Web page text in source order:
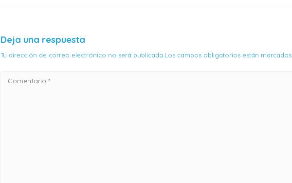
Deja una respuesta
Tu dirección de correo electrónico no será publicada.Los campos obligatorios están marcados